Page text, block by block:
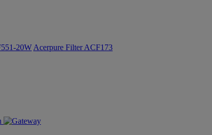
20W Acerpure Filter ACF173